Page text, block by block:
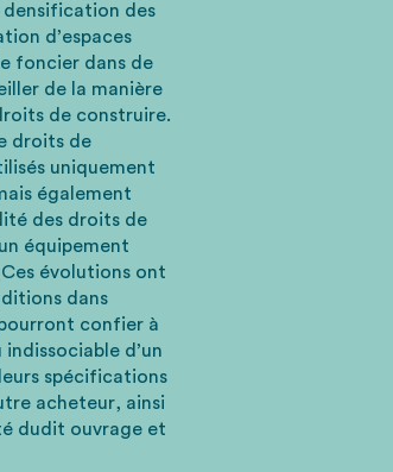
densification des
d’espaces
foncier dans de
de la manière
de construire.
droits de
uniquement
également
des droits de
équipement
évolutions ont
dans
confier à
d’un
spécifications
acheteur, ainsi
dudit ouvrage et